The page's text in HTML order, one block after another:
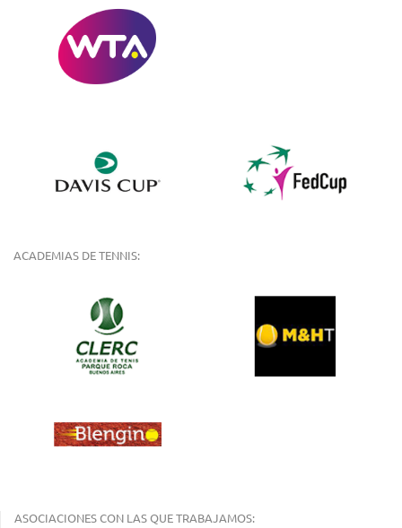
ACADEMIAS DE TENNIS:
ASOCIACIONES CON LAS QUE TRABAJAMOS: